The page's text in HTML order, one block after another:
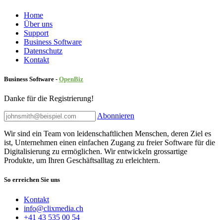
Home
Über uns
Sup​port
Business Software
Datenschutz
Kontakt
Business Software - OpenBiz
Danke für die Registrierung!
Abonnieren
Wir sind ein Team von leidenschaftlichen Menschen, deren Ziel es
ist, Unternehmen einen einfachen Zugang zu freier Software für die
Digitalisierung zu ermöglichen. Wir entwickeln grossartige
Produkte, um Ihren Geschäftsalltag zu erleichtern.
So erreichen Sie uns
Kontakt
info@clixmedia.ch
+41 43 535 00 54